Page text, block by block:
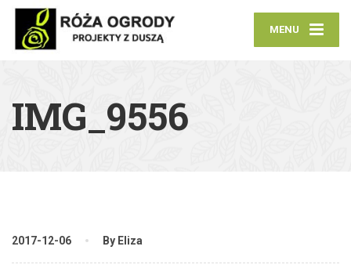
MENU
IMG_9556
2017-12-06 By Eliza